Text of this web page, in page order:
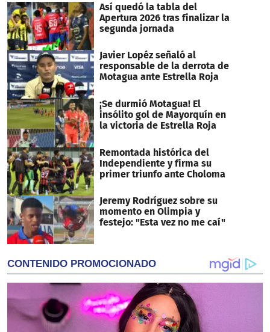
Así quedó la tabla del
Apertura 2026 tras finalizar la
segunda jornada
Javier Lopéz señaló al
responsable de la derrota de
Motagua ante Estrella Roja
¡Se durmió Motagua! El
insólito gol de Mayorquín en
la victoria de Estrella Roja
Remontada histórica del
Independiente y firma su
primer triunfo ante Choloma
Jeremy Rodríguez sobre su
momento en Olimpia y
festejo: "Esta vez no me caí"